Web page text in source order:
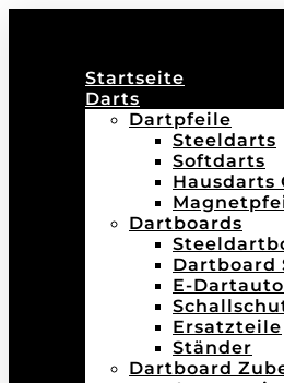
Startseite
Darts
Dartpfeile
Steeldarts
Softdarts
Hausdarts
Dartboards
Dartboard
E-
Ersatzteile
Ständer
Dartboard